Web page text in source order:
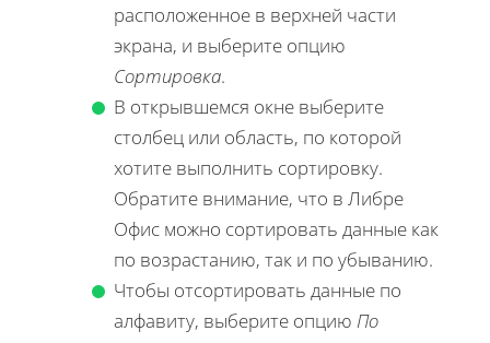
расположенное в верхней части
экрана, и выберите опцию
Сортировка.
В открывшемся окне выберите
столбец или область, по которой
хотите выполнить сортировку.
Обратите внимание, что в Либре
Офис можно сортировать данные как
по возрастанию, так и по убыванию.
Чтобы отсортировать данные по
алфавиту, выберите опцию По